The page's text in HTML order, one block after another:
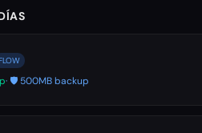
· 🛡️ 500MB backup